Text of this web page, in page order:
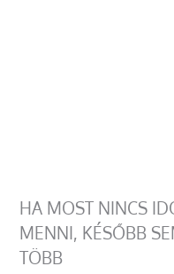
HA MOST NINCS
MENNI, KÉSŐBB
TÖBB